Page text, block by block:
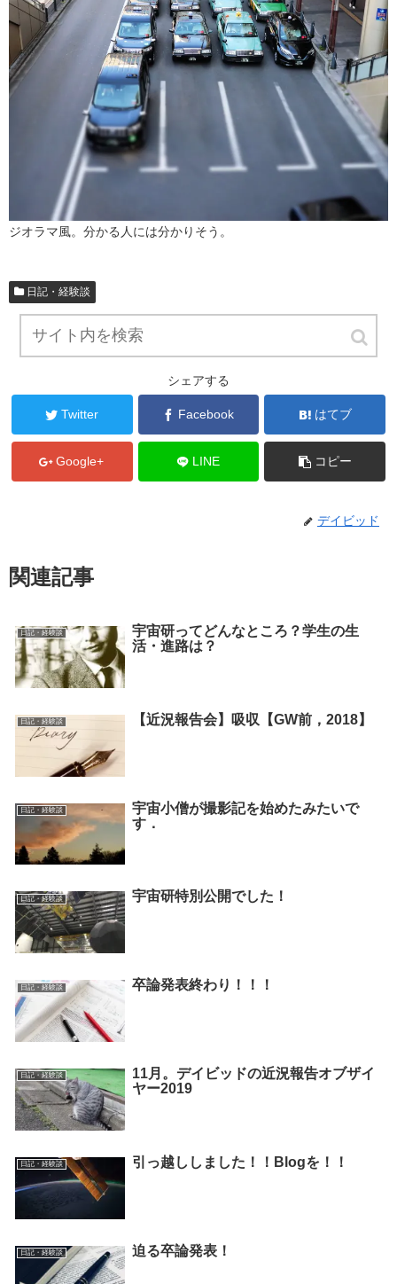
ジオラマ風。分かる人には分かりそう。
日記・経験談
シェアする
Twitter Facebook はてブ
Google+ LINE コピー
デイビッド
関連記事
日記・経験談
宇宙研ってどんなところ？学生の生
活・進路は？
日記・経験談 【近況報告会】吸収【GW前，2018】
日記・経験談
宇宙小僧が撮影記を始めたみたいで
す．
日記・経験談 宇宙研特別公開でした！
日記・経験談 卒論発表終わり！！！
日記・経験談
11月。デイビッドの近況報告オブザイ
ヤー2019
日記・経験談 引っ越ししました！！Blogを！！
日記・経験談 迫る卒論発表！